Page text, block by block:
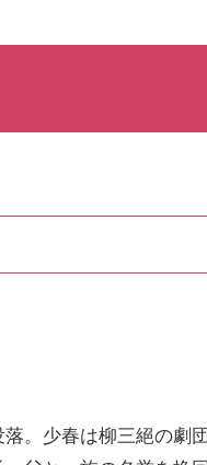
。少春は柳三絕の劇